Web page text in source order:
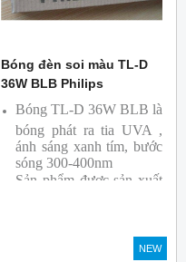
Bóng đèn soi màu TL-D
36W BLB Philips
Bóng TL-D 36W BLB là
bóng phát ra tia UVA ,
ánh sáng xanh tím, bước
sóng 300-400nm
Sản phẩm được sản xuất
NEW